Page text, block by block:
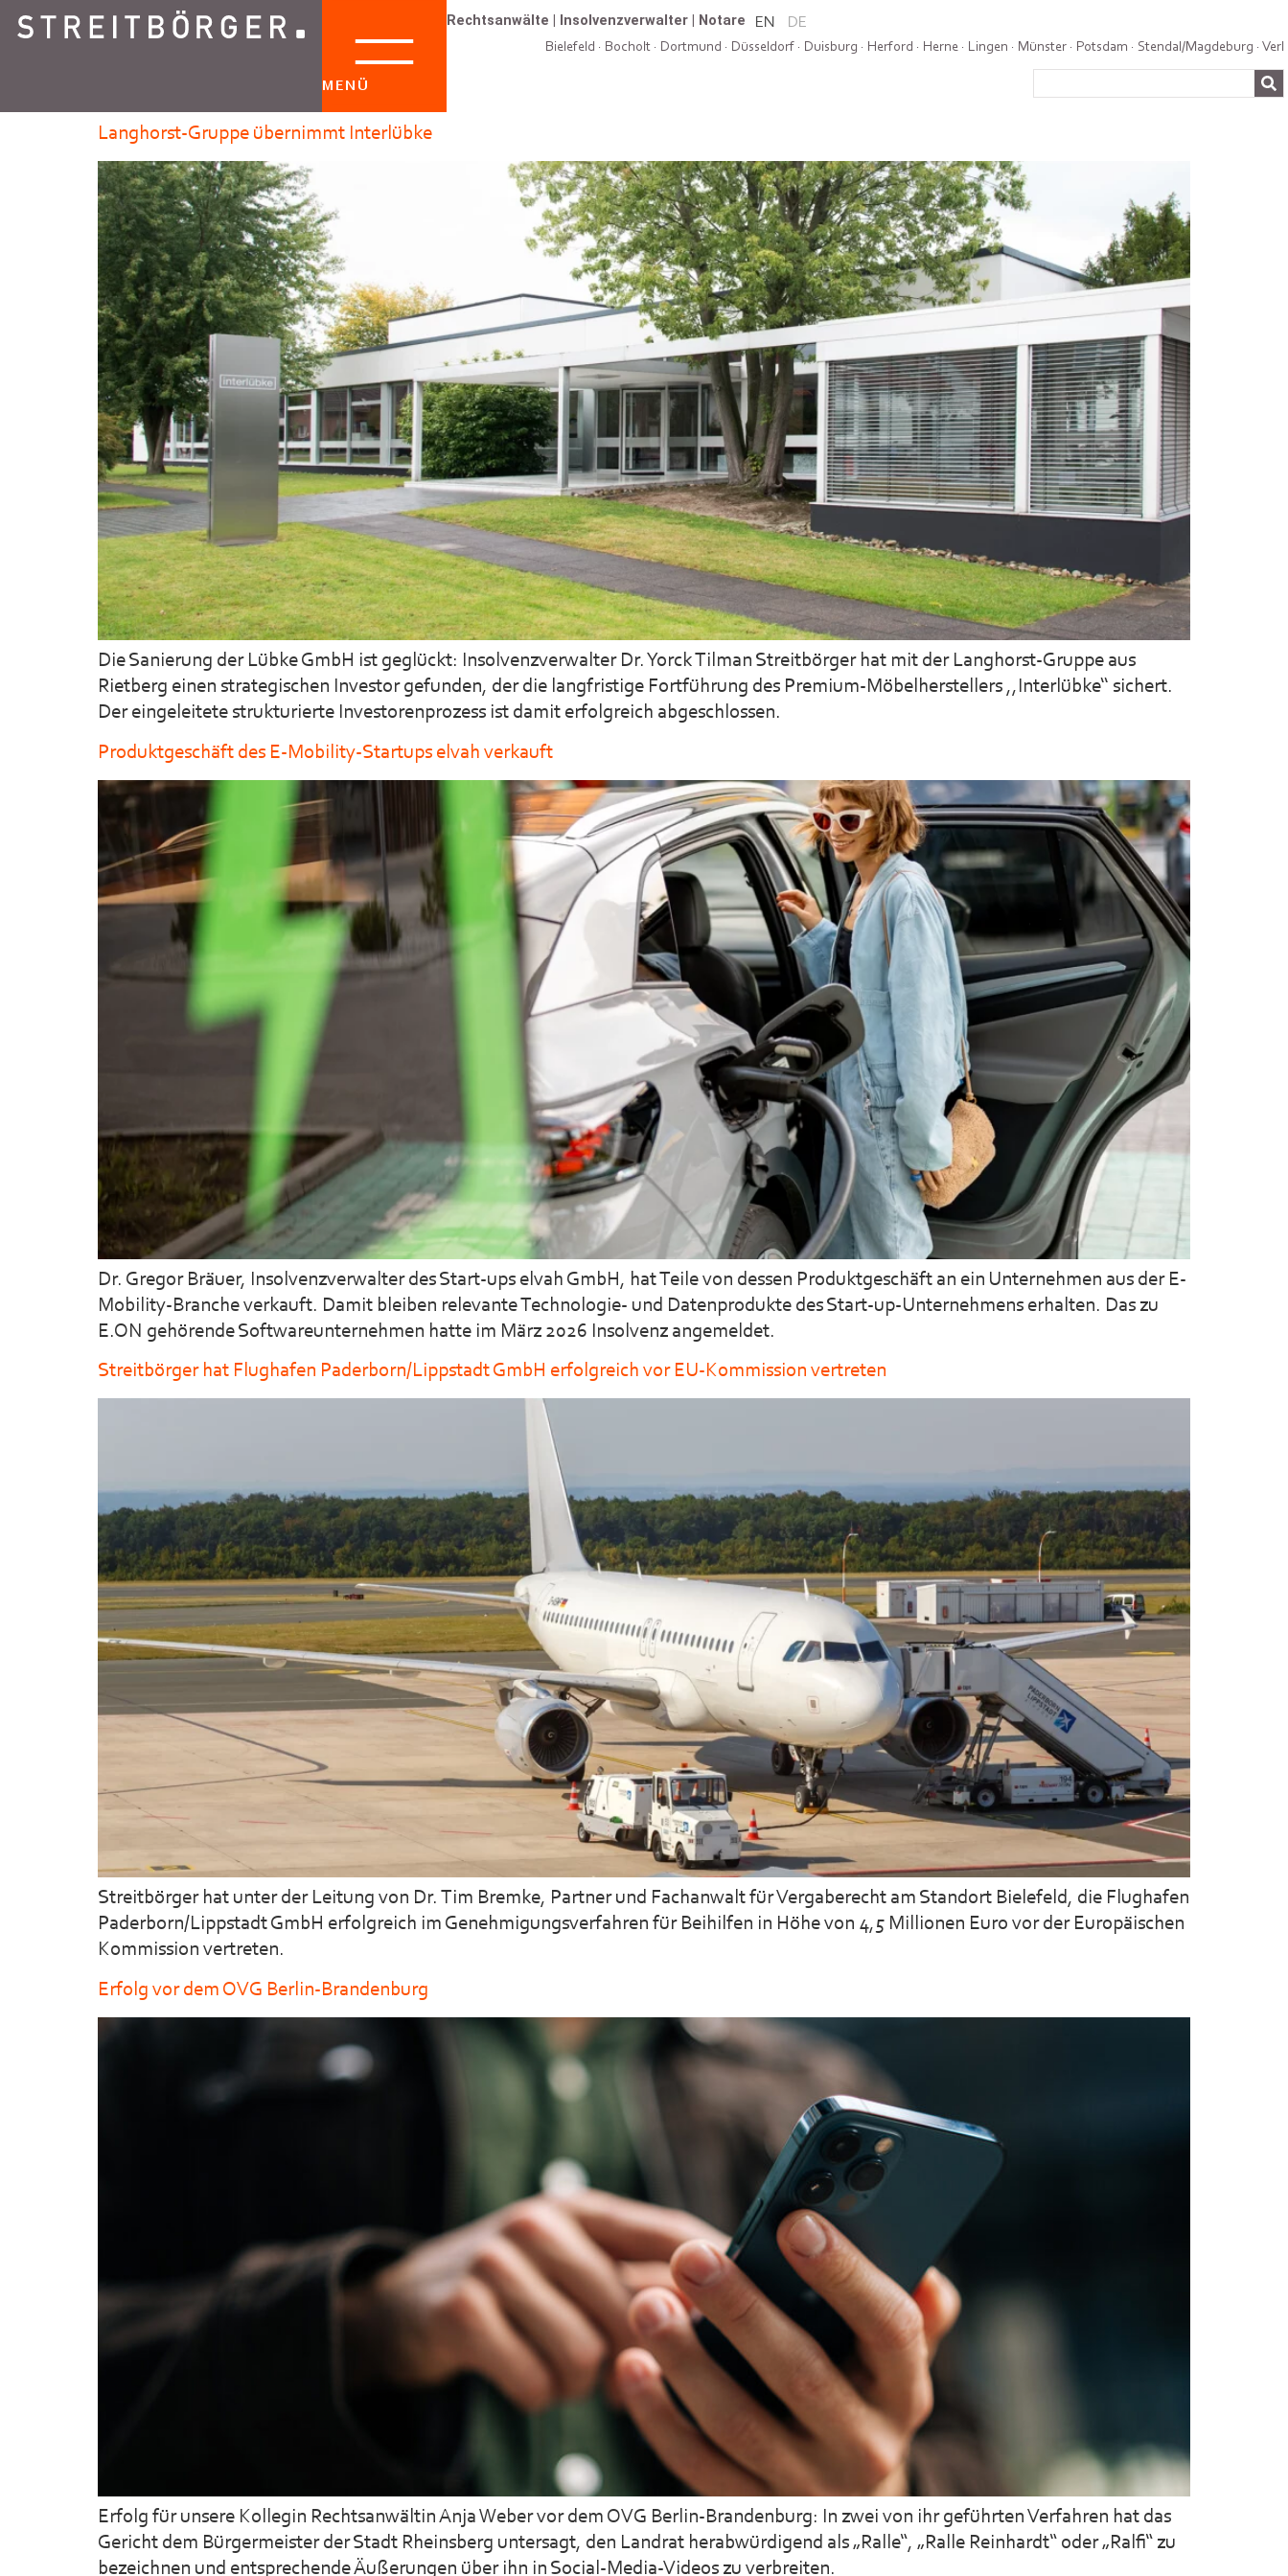
MENÜ
Rechtsanwälte | Insolvenzverwalter | Notare EN DE
Bielefeld · Bocholt· Dortmund · Düsseldorf· Duisburg · Herford · Herne· Lingen · Münster· Potsdam · Stendal/Magdeburg · Verl
Langhorst-Gruppe übernimmt Interlübke
Die Sanierung der Lübke GmbH ist geglückt: Insolvenzverwalter Dr. Yorck Tilman Streitbörger hat mit der Langhorst‑Gruppe aus
Rietberg einen strategischen Investor gefunden, der die langfristige Fortführung des Premium‑Möbelherstellers ,,Interlübke‘‘ sichert.
Der eingeleitete strukturierte Investorenprozess ist damit erfolgreich abgeschlossen.
Produktgeschäft des E-Mobility-Startups elvah verkauft
Dr. Gregor Bräuer, Insolvenzverwalter des Start-ups elvah GmbH, hat Teile von dessen Produktgeschäft an ein Unternehmen aus der E-
Mobility-Branche verkauft. Damit bleiben relevante Technologie- und Datenprodukte des Start-up-Unternehmens erhalten. Das zu
E.ON gehörende Softwareunternehmen hatte im März 2026 Insolvenz angemeldet.
Streitbörger hat Flughafen Paderborn/Lippstadt GmbH erfolgreich vor EU-Kommission vertreten
Streitbörger hat unter der Leitung von Dr. Tim Bremke, Partner und Fachanwalt für Vergaberecht am Standort Bielefeld, die Flughafen
Paderborn/Lippstadt GmbH erfolgreich im Genehmigungsverfahren für Beihilfen in Höhe von 4,5 Millionen Euro vor der Europäischen
Kommission vertreten.
Erfolg vor dem OVG Berlin-Brandenburg
Erfolg für unsere Kollegin Rechtsanwältin Anja Weber vor dem OVG Berlin-Brandenburg: In zwei von ihr geführten Verfahren hat das
Gericht dem Bürgermeister der Stadt Rheinsberg untersagt, den Landrat herabwürdigend als „Ralle“, „Ralle Reinhardt“ oder „Ralfi“ zu
bezeichnen und entsprechende Äußerungen über ihn in Social-Media-Videos zu verbreiten.